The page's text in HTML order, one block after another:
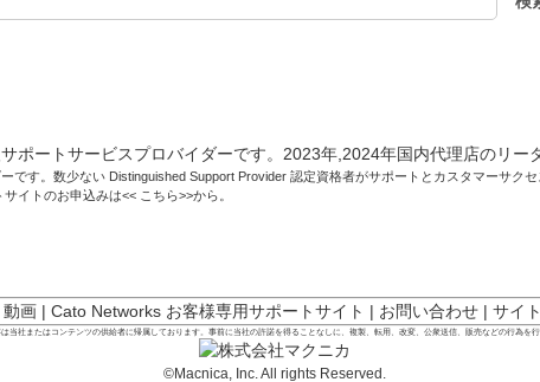
です。数少ない Distinguished Support Provider 認定資格者がサポートとカスタマーサクセ
イトのお申込みは<< こちら>>から。
画| Cato Networks お客様専用サポートサイト | お問い合わせ| サイ
当社またはコンテンツの供給者に帰属しております。事前に当社の許諾を得ることなしに、複製、転用、改変、公衆送信、販売などの行為を行
©Macnica, Inc. All rights Reserved.